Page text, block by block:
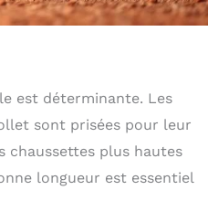
est déterminante. Les
sont prisées pour leur
plus hautes
longueur est essentiel